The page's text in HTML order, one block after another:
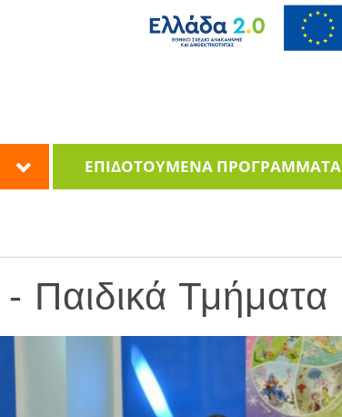
ΕΠΙΔΟΤΟΥΜΕΝΑ ΠΡΟΓΡΑΜΜΑΤΑ
Παιδικά Τμήματα